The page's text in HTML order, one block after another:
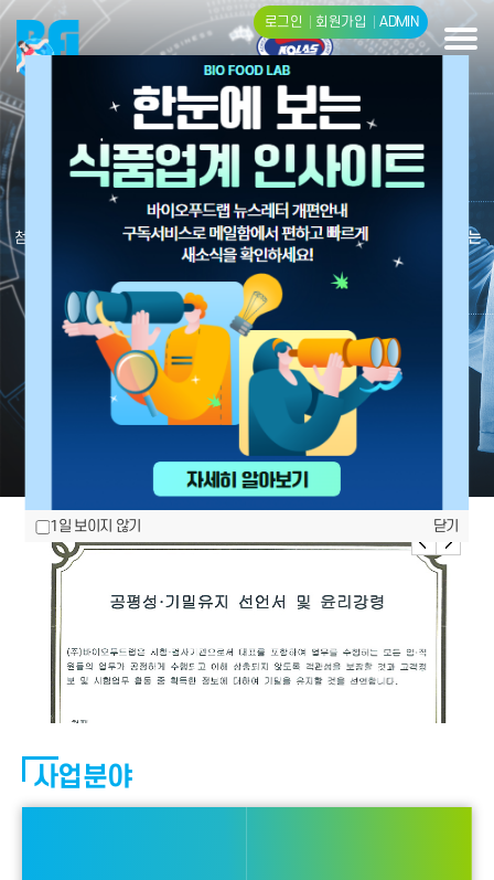
1일 보이지 않기 닫기
로그인 회원가입 ADMIN
BIO FOOD LAB
첨단의 분석 장비와 우수한 연구 인력, 현대적인 검사시스템의 도입으로
신뢰성 있는
최상의 결과를 신속 정확하게 제공
사업분야